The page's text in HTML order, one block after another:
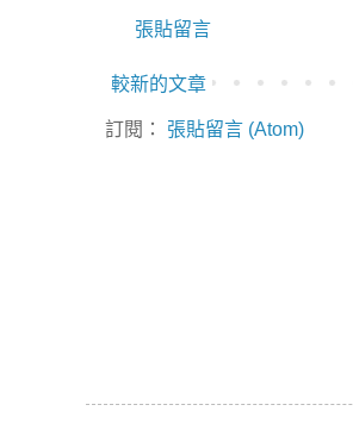
張貼留言
較新的文章
訂閱： 張貼留言 (Atom)